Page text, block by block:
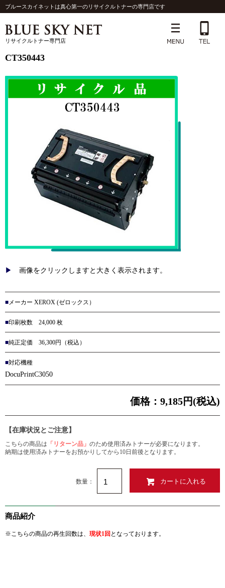
ブルースカイネットは真心第一のリサイクルトナーの専門店です
リサイクルトナー専門店
CT350443
画像をクリックしますと大きく表示されます。
メーカー XEROX (ゼロックス）
印刷枚数 24,000 枚
純正定価 36,300円（税込）
対応機種
DocuPrintC3050
価格： 9,185円(税込)
【在庫状況とご注意】
こちらの商品は 「リターン品」 のため使用済みトナーが必要になります。
納期は使用済みトナーをお預かりしてから10日前後となります。
数量：
商品紹介
※こちらの商品の再生回数は、 現状1回 となっております。